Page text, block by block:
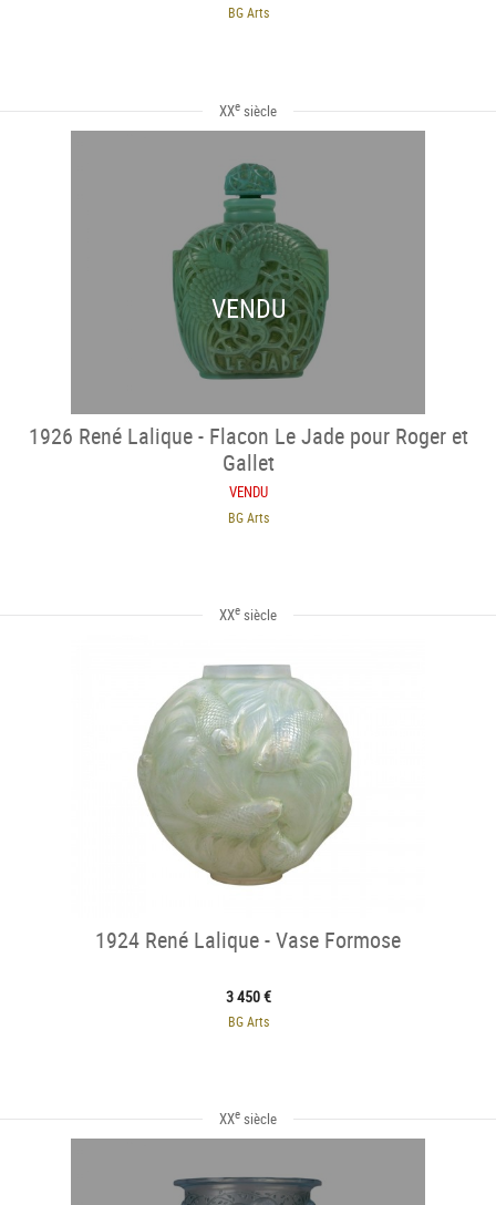
BG Arts
XXe siècle
VENDU
1926 René Lalique - Flacon Le Jade pour Roger et
Gallet
VENDU
BG Arts
XXe siècle
1924 René Lalique - Vase Formose
3 450 €
BG Arts
XXe siècle